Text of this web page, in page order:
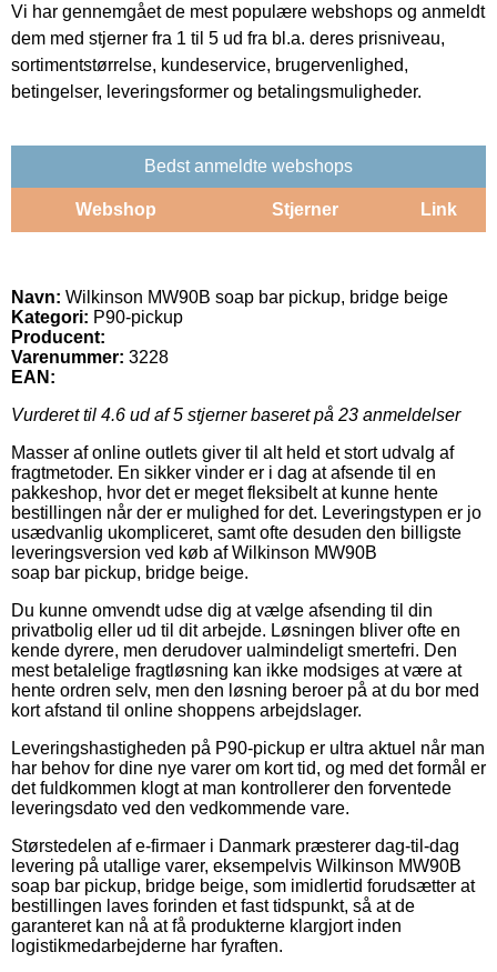
Vi har gennemgået de mest populære webshops og anmeldt
dem med stjerner fra 1 til 5 ud fra bl.a. deres prisniveau,
sortimentstørrelse, kundeservice, brugervenlighed,
betingelser, leveringsformer og betalingsmuligheder.
Bedst anmeldte webshops
Webshop Stjerner Link
Navn: Wilkinson MW90B soap bar pickup, bridge beige
Kategori: P90-pickup
Producent:
Varenummer: 3228
EAN:
Vurderet til 4.6 ud af 5 stjerner baseret på 23 anmeldelser
Masser af online outlets giver til alt held et stort udvalg af
fragtmetoder. En sikker vinder er i dag at afsende til en
pakkeshop, hvor det er meget fleksibelt at kunne hente
bestillingen når der er mulighed for det. Leveringstypen er jo
usædvanlig ukompliceret, samt ofte desuden den billigste
leveringsversion ved køb af Wilkinson MW90B
soap bar pickup, bridge beige.
Du kunne omvendt udse dig at vælge afsending til din
privatbolig eller ud til dit arbejde. Løsningen bliver ofte en
kende dyrere, men derudover ualmindeligt smertefri. Den
mest betalelige fragtløsning kan ikke modsiges at være at
hente ordren selv, men den løsning beroer på at du bor med
kort afstand til online shoppens arbejdslager.
Leveringshastigheden på P90-pickup er ultra aktuel når man
har behov for dine nye varer om kort tid, og med det formål er
det fuldkommen klogt at man kontrollerer den forventede
leveringsdato ved den vedkommende vare.
Størstedelen af e-firmaer i Danmark præsterer dag-til-dag
levering på utallige varer, eksempelvis Wilkinson MW90B
soap bar pickup, bridge beige, som imidlertid forudsætter at
bestillingen laves forinden et fast tidspunkt, så at de
garanteret kan nå at få produkterne klargjort inden
logistikmedarbejderne har fyraften.